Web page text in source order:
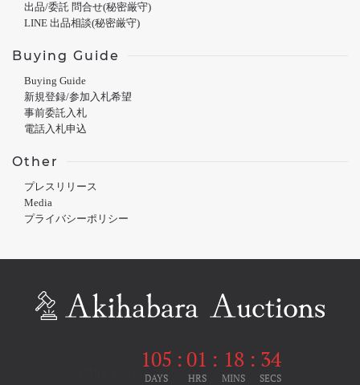
出品/委託 問合せ(秘密厳守)
LINE 出品相談(秘密厳守)
Buying Guide
Buying Guide
新規登録/参加入札希望
事前委託入札
電話入札申込
Other
プレスリリース
Media
プライバシーポリシー
105
DAYS
: 01
HRS
: 18
MINS
: 34
SECS